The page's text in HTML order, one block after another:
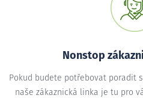
Nonstop
Pokud budete potřebovat poradit
naše zákaznická linka je tu pro